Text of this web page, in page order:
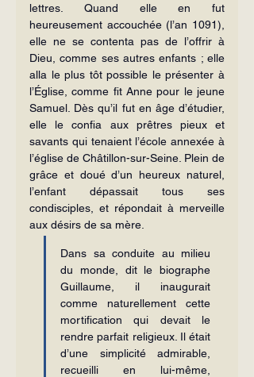
lettres. Quand elle en fut
heureusement accouchée (l’an 1091),
elle ne se contenta pas de l’offrir à
Dieu, comme ses autres enfants ; elle
alla le plus tôt possible le présenter à
l’Église, comme fit Anne pour le jeune
Samuel. Dès qu’il fut en âge d’étudier,
elle le confia aux prêtres pieux et
savants qui tenaient l’école annexée à
l’église de Châtillon-sur-Seine. Plein de
grâce et doué d’un heureux naturel,
l’enfant dépassait tous ses
condisciples, et répondait à merveille
aux désirs de sa mère.
Dans sa conduite au milieu
du monde, dit le biographe
Guillaume, il inaugurait
comme naturellement cette
mortification qui devait le
rendre parfait religieux. Il était
d’une simplicité admirable,
recueilli en lui-même,